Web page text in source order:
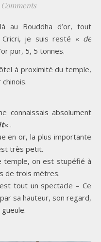
je suis resté « de
pur, 5, 5 tonnes.
à proximité du temple,
connaissais absolument
« .
en or, la plus importante
très petit.
temple, on est stupéfié à
de trois mètres.
tout un spectacle – Ce
sa hauteur, son regard,